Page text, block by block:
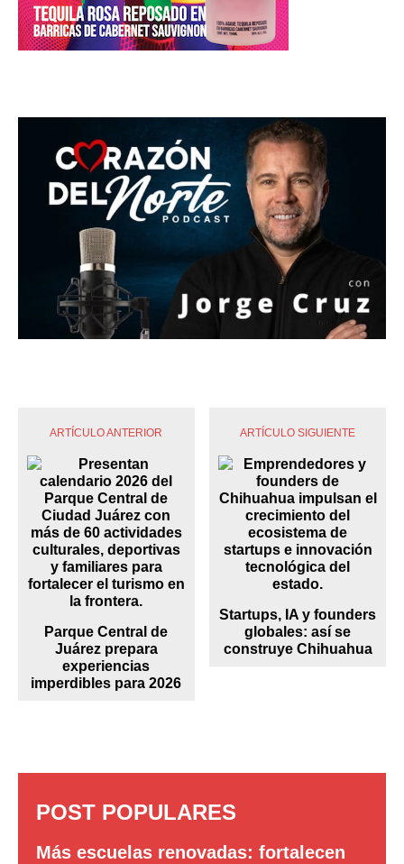
ARTÍCULO ANTERIOR
Parque Central de
Juárez prepara
experiencias
imperdibles para 2026
ARTÍCULO SIGUIENTE
Startups, IA y founders
globales: así se
construye Chihuahua
POST POPULARES
Más escuelas renovadas: fortalecen